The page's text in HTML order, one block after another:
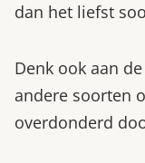
dan het liefst
Denk ook aan
andere soorten
overdonderd